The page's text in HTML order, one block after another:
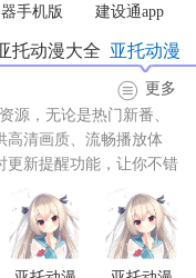
手机版 建设通app
亚托动漫
托动漫大全
更多
源，无论是热门新番、
高清画质、流畅播放体
更新提醒功能，让你不错